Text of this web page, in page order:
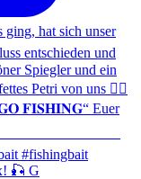
🎣 G